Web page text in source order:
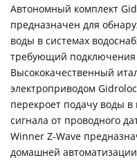
Автономный комплект
предназначен для
воды в системах
требующий подключения
Высококачественный
электроприводом
перекроет подачу воды
сигнала от проводного
Winner Z-Wave
домашней